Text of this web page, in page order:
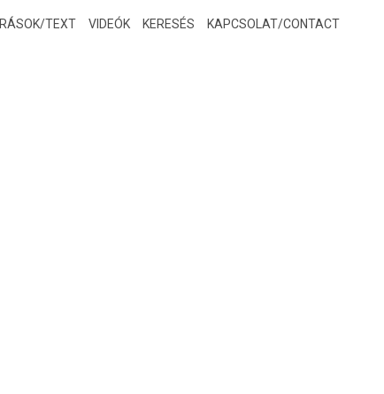
ÍRÁSOK/TEXT VIDEÓK KERESÉS KAPCSOLAT/CONTACT